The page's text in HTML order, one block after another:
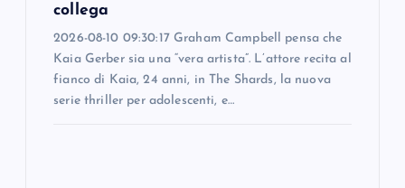
collega
2026-08-10 09:30:17 Graham Campbell pensa che
Kaia Gerber sia una “vera artista”. L’attore recita al
fianco di Kaia, 24 anni, in The Shards, la nuova
serie thriller per adolescenti, e…